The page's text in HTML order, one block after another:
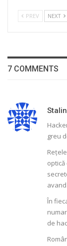
PREV NEXT
7 COMMENTS
greu
În
de